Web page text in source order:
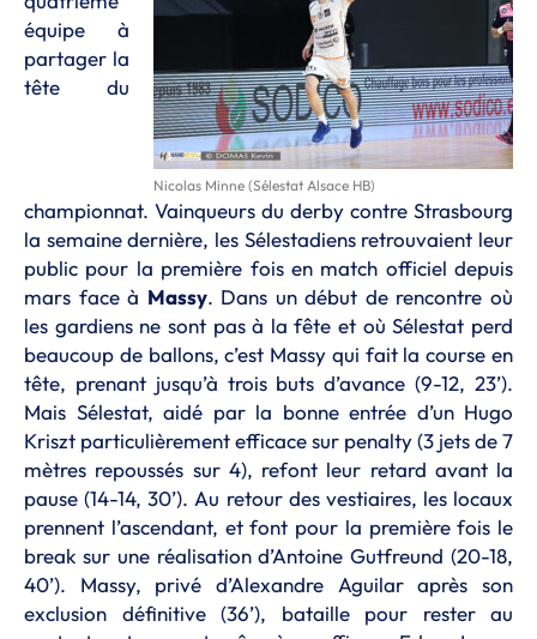
Nicolas Minne (Sélestat Alsace HB)
équipe à
partager la
tête du
championnat. Vainqueurs du derby contre Strasbourg
la semaine dernière, les Sélestadiens retrouvaient leur
public pour la première fois en match officiel depuis
mars face à Massy. Dans un début de rencontre où
les gardiens ne sont pas à la fête et où Sélestat perd
beaucoup de ballons, c’est Massy qui fait la course en
tête, prenant jusqu’à trois buts d’avance (9-12, 23’).
Mais Sélestat, aidé par la bonne entrée d’un Hugo
Kriszt particulièrement efficace sur penalty (3 jets de 7
mètres repoussés sur 4), refont leur retard avant la
pause (14-14, 30’). Au retour des vestiaires, les locaux
prennent l’ascendant, et font pour la première fois le
break sur une réalisation d’Antoine Gutfreund (20-18,
40’). Massy, privé d’Alexandre Aguilar après son
exclusion définitive (36’), bataille pour rester au